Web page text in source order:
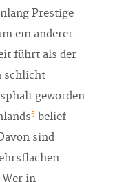
Prestige
ein anderer
führt als der
schlicht
geworden
5 belief
sind
in